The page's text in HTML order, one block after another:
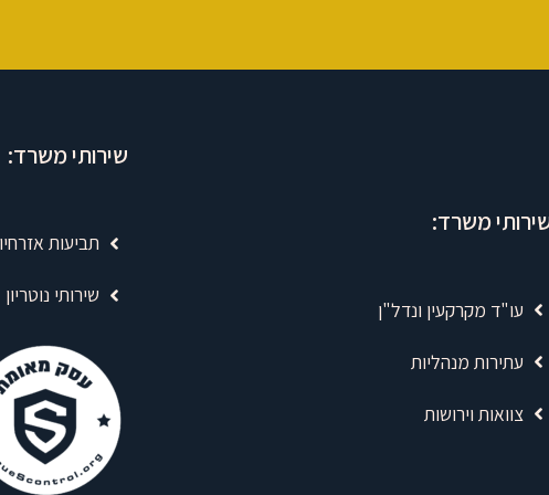
משרד:
עו"ד מקרקעין ונדל"ן
עתירות מנהליות
צוואות וירושות
שירותי משרד:
תביעות
שירותי נוטריון